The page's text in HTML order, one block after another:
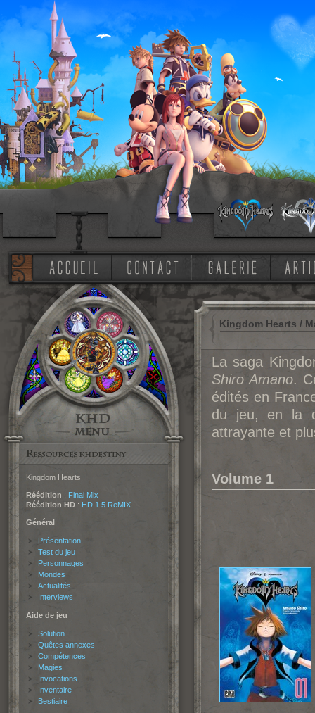
Kingdom Hearts
Réédition : Final Mix
Réédition HD : HD 1.5 ReMIX
Général
Présentation
Test du jeu
Personnages
Mondes
Actualités
Interviews
Aide de jeu
Solution
Quêtes annexes
Compétences
Magies
Invocations
Inventaire
Bestiaire
Kingdom Hearts /
La saga
Shiro Amano.
édités en
du jeu, en la
attrayante et
Volume 1